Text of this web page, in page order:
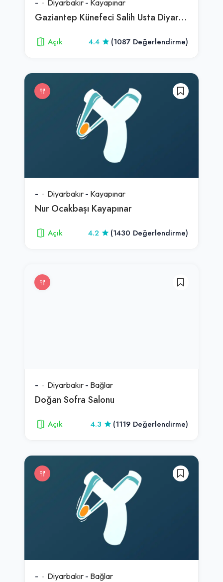
- Diyarbakır - Kayapınar
Gaziantep Künefeci Salih Usta Diyarbakır
Açık 4.4 (1087 Değerlendirme)
- Diyarbakır - Kayapınar
Nur Ocakbaşı Kayapınar
Açık 4.2 (1430 Değerlendirme)
- Diyarbakır - Bağlar
Doğan Sofra Salonu
Açık 4.3 (1119 Değerlendirme)
- Diyarbakır - Bağlar